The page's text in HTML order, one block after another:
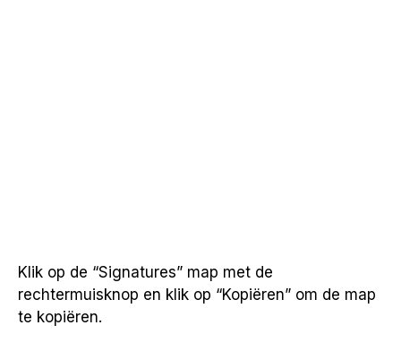
Klik op de “Signatures” map met de
rechtermuisknop en klik op “Kopiëren” om de map
te kopiëren.